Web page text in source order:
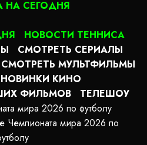
НА СЕГОДНЯ
НОВОСТИ ТЕННИСА
СМОТРЕТЬ СЕРИАЛЫ
СМОТРЕТЬ МУЛЬТФИЛЬМЫ
КИНО
ФИЛЬМОВ
ТЕЛЕШОУ
мира 2026 по футболу
Чемпионата мира 2026 по